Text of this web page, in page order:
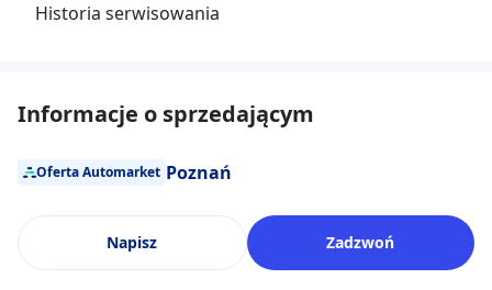
Historia serwisowania
Informacje o sprzedającym
Oferta Automarket Poznań
Napisz Zadzwoń